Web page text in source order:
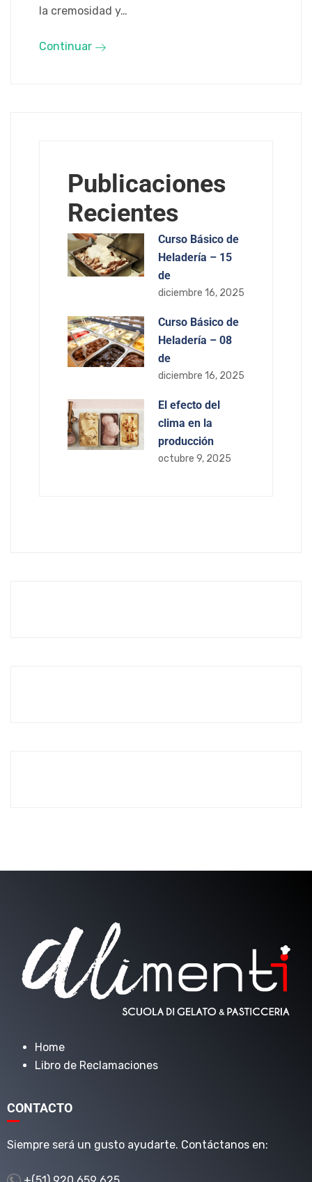
la cremosidad y…
Continuar
Publicaciones
Recientes
Curso Básico de
Heladería – 15
de
diciembre 16, 2025
Curso Básico de
Heladería – 08
de
diciembre 16, 2025
El efecto del
clima en la
producción
octubre 9, 2025
Home
Libro de Reclamaciones
CONTACTO
Siempre será un gusto ayudarte. Contáctanos en: